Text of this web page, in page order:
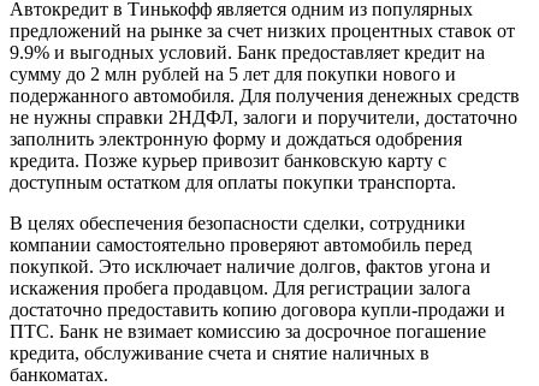
Автокредит в Тинькофф является одним из популярных
предложений на рынке за счет низких процентных ставок от
9.9% и выгодных условий. Банк предоставляет кредит на
сумму до 2 млн рублей на 5 лет для покупки нового и
подержанного автомобиля. Для получения денежных средств
не нужны справки 2НДФЛ, залоги и поручители, достаточно
заполнить электронную форму и дождаться одобрения
кредита. Позже курьер привозит банковскую карту с
доступным остатком для оплаты покупки транспорта.
В целях обеспечения безопасности сделки, сотрудники
компании самостоятельно проверяют автомобиль перед
покупкой. Это исключает наличие долгов, фактов угона и
искажения пробега продавцом. Для регистрации залога
достаточно предоставить копию договора купли-продажи и
ПТС. Банк не взимает комиссию за досрочное погашение
кредита, обслуживание счета и снятие наличных в
банкоматах.